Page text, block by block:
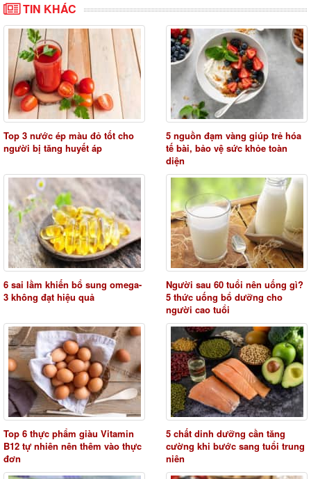
TIN KHÁC
Top 3 nước ép màu đỏ tốt cho
người bị tăng huyết áp
5 nguồn đạm vàng giúp trẻ hóa
tế bài, bảo vệ sức khỏe toàn
diện
6 sai lầm khiến bổ sung omega-
3 không đạt hiệu quả
Người sau 60 tuổi nên uống gì?
5 thức uống bổ dưỡng cho
người cao tuổi
Top 6 thực phẩm giàu Vitamin
B12 tự nhiên nên thêm vào thực
đơn
5 chất dinh dưỡng cần tăng
cường khi bước sang tuổi trung
niên